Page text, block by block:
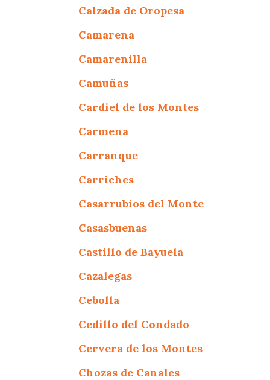
Calzada de Oropesa
Camarena
Camarenilla
Camuñas
Cardiel de los Montes
Carmena
Carranque
Carriches
Casarrubios del Monte
Casasbuenas
Castillo de Bayuela
Cazalegas
Cebolla
Cedillo del Condado
Cervera de los Montes
Chozas de Canales